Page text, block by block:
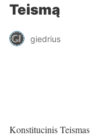
Teismą
giedrius
Konstitucinis